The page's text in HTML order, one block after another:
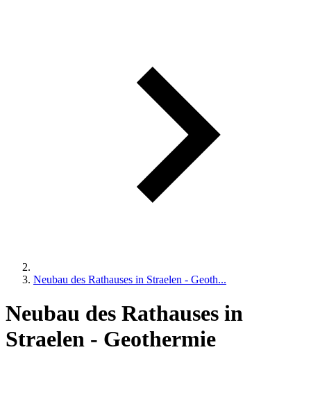
Neubau des Rathauses in Straelen - Geoth...
Neubau des Rathauses in
Straelen - Geothermie